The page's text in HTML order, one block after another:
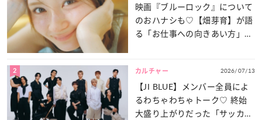
映画『ブルーロック』について
のおハナシも♡【畑芽育】が語
る「お仕事への向きあい方」と
2 カルチャー 2026/07/13
【JI BLUE】メンバー全員によ
るわちゃわちゃトーク♡ 終始
大盛り上がりだった「サッカー